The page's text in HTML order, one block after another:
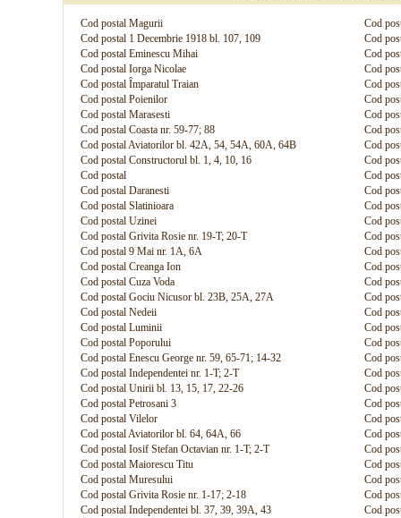
Cod postal Magurii
Cod
Cod postal 1 Decembrie 1918 bl. 107, 109
Cod
Cod postal Eminescu Mihai
Cod
Cod postal Iorga Nicolae
Cod
Cod postal Împaratul Traian
Cod
Cod postal Poienilor
Cod
Cod postal Marasesti
Cod
Cod postal Coasta nr. 59-77; 88
Cod
Cod postal Aviatorilor bl. 42A, 54, 54A, 60A, 64B
Cod
Cod postal Constructorul bl. 1, 4, 10, 16
Cod
Cod postal
Cod
Cod postal Daranesti
Cod
Cod postal Slatinioara
Cod
Cod postal Uzinei
Cod
Cod postal Grivita Rosie nr. 19-T; 20-T
Cod
Cod postal 9 Mai nr. 1A, 6A
Cod
Cod postal Creanga Ion
Cod
Cod postal Cuza Voda
Cod
Cod postal Gociu Nicusor bl. 23B, 25A, 27A
Cod
Cod postal Nedeii
Cod
Cod postal Luminii
Cod
Cod postal Poporului
Cod
Cod postal Enescu George nr. 59, 65-71; 14-32
Cod
Cod postal Independentei nr. 1-T; 2-T
Cod
Cod postal Unirii bl. 13, 15, 17, 22-26
Cod
Cod postal Petrosani 3
Cod
Cod postal Vilelor
Cod
Cod postal Aviatorilor bl. 64, 64A, 66
Cod
Cod postal Iosif Stefan Octavian nr. 1-T; 2-T
Cod
Cod postal Maiorescu Titu
Cod
Cod postal Muresului
Cod
Cod postal Grivita Rosie nr. 1-17; 2-18
Cod
Cod postal Independentei bl. 37, 39, 39A, 43
Cod